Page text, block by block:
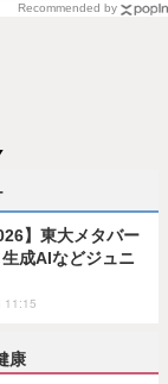
Recommended by
】東大メタバー
成AIなどジュニ
11:15
康